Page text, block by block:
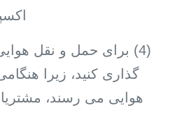
گذاری کنید، زیرا
هوایی می رسند،